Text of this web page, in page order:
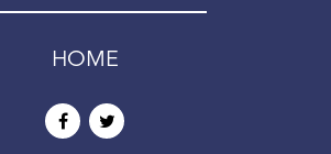
HOME